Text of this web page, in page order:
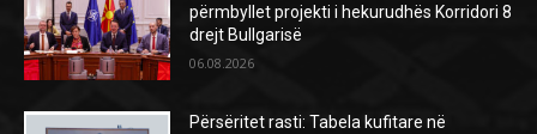
përmbyllet projekti i hekurudhës Korridori 8
drejt Bullgarisë
06.08.2026
Përsëritet rasti: Tabela kufitare në